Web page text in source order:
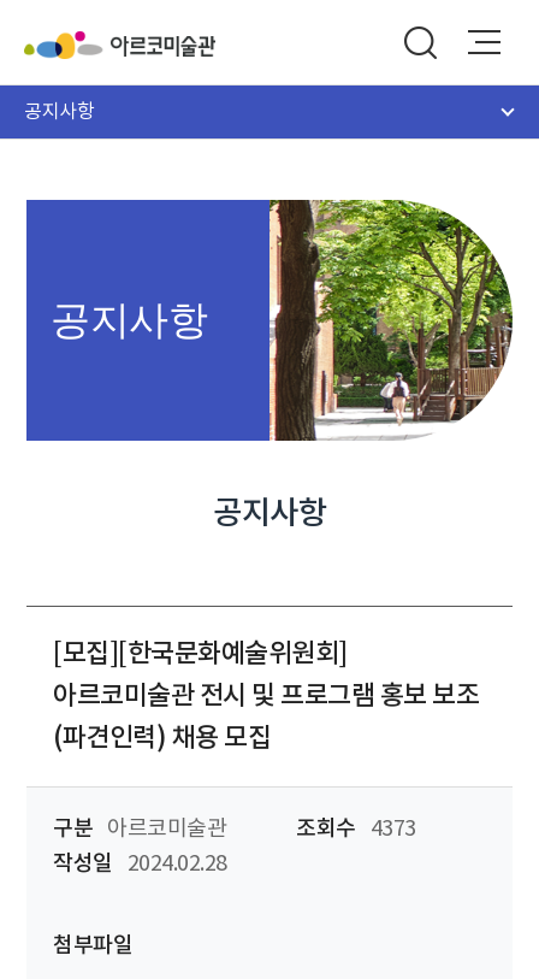
공지사항
공지사항
공지사항
[모집][한국문화예술위원회]
아르코미술관 전시 및 프로그램 홍보 보조
(파견인력) 채용 모집
구분 아르코미술관 조회수
4373
작성일
2024.02.28
첨부파일